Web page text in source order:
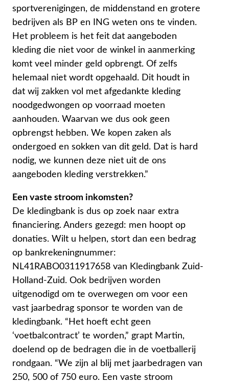
sportverenigingen, de middenstand en grotere
bedrijven als BP en ING weten ons te vinden.
Het probleem is het feit dat aangeboden
kleding die niet voor de winkel in aanmerking
komt veel minder geld opbrengt. Of zelfs
helemaal niet wordt opgehaald. Dit houdt in
dat wij zakken vol met afgedankte kleding
noodgedwongen op voorraad moeten
aanhouden. Waarvan we dus ook geen
opbrengst hebben. We kopen zaken als
ondergoed en sokken van dit geld. Dat is hard
nodig, we kunnen deze niet uit de ons
aangeboden kleding verstrekken.”
Een vaste stroom inkomsten?
De kledingbank is dus op zoek naar extra
financiering. Anders gezegd: men hoopt op
donaties. Wilt u helpen, stort dan een bedrag
op bankrekeningnummer:
NL41RABO0311917658 van Kledingbank Zuid-
Holland-Zuid. Ook bedrijven worden
uitgenodigd om te overwegen om voor een
vast jaarbedrag sponsor te worden van de
kledingbank. “Het hoeft echt geen
‘voetbalcontract’ te worden,” grapt Martin,
doelend op de bedragen die in de voetballerij
rondgaan. “We zijn al blij met jaarbedragen van
250, 500 of 750 euro. Een vaste stroom